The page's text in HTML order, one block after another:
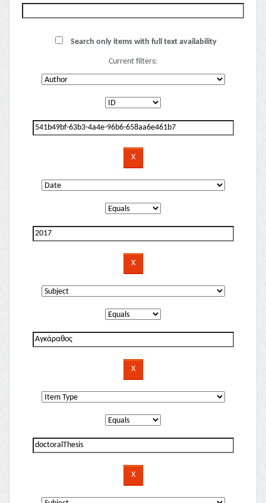
Search only items with full text availability
Current filters: